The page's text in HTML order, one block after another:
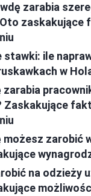
zarabia
zaskakujące
stawki: ile
w
zarabia
Zaskakujące
możesz zarobić
na odzieży